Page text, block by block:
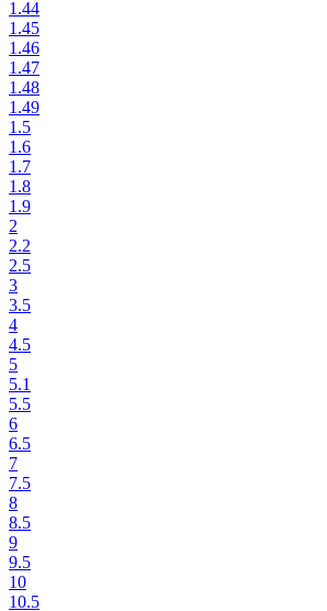
1.44
1.45
1.46
1.47
1.48
1.49
1.5
1.6
1.7
1.8
1.9
2
2.2
2.5
3
3.5
4
4.5
5
5.1
5.5
6
6.5
7
7.5
8
8.5
9
9.5
10
10.5